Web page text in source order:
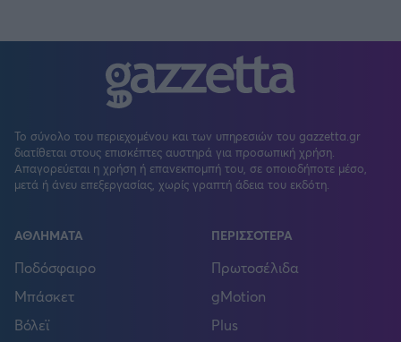
Το σύνολο του περιεχομένου και των υπηρεσιών του gazzetta.gr
διατίθεται στους επισκέπτες αυστηρά για προσωπική χρήση.
Απαγορεύεται η χρήση ή επανεκπομπή του, σε οποιοδήποτε μέσο,
μετά ή άνευ επεξεργασίας, χωρίς γραπτή άδεια του εκδότη.
ΑΘΛΗΜΑΤΑ
Ποδόσφαιρο
Μπάσκετ
Βόλεϊ
ΠΕΡΙΣΣΟΤΕΡΑ
Πρωτοσέλιδα
gMotion
Plus